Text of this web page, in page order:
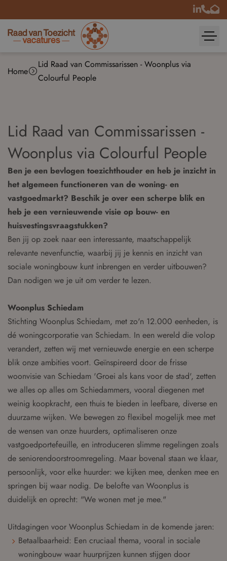
Home
Lid Raad van Commissarissen - Woonplus via
Colourful People
Lid Raad van Commissarissen -
Woonplus via Colourful People
Ben je een bevlogen toezichthouder en heb je inzicht in
het algemeen functioneren van de woning- en
vastgoedmarkt? Beschik je over een scherpe blik en
heb je een vernieuwende visie op bouw- en
huisvestingsvraagstukken?
Ben jij op zoek naar een interessante, maatschappelijk
relevante nevenfunctie, waarbij jij je kennis en inzicht van
sociale woningbouw kunt inbrengen en verder uitbouwen?
Dan nodigen we je uit om verder te lezen.
Woonplus Schiedam
Stichting Woonplus Schiedam, met zo'n 12.000 eenheden, is
dé woningcorporatie van Schiedam. In een wereld die volop
verandert, zetten wij met vernieuwde energie en een scherpe
blik onze ambities voort. Geïnspireerd door de frisse
woonvisie van Schiedam 'Groei als kans voor de stad', zetten
we alles op alles om Schiedammers, vooral diegenen met
weinig koopkracht, een thuis te bieden in leefbare, diverse en
duurzame wijken. We bewegen zo flexibel mogelijk mee met
de wensen van onze huurders, optimaliseren onze
vastgoedportefeuille, en introduceren slimme regelingen zoals
de seniorendoorstroomregeling. Maar bovenal staan we klaar,
persoonlijk, voor elke huurder: we kijken mee, denken mee en
springen bij waar nodig. De belofte van Woonplus is
duidelijk en oprecht: "We wonen met je mee."
Uitdagingen voor Woonplus Schiedam in de komende jaren:
Betaalbaarheid: Een cruciaal thema, vooral in sociale
woningbouw waar huurprijzen kunnen stijgen door